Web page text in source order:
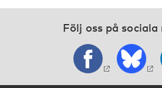
Följ oss på sociala